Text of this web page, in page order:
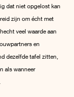
dat niet opgelost kan
zijn om écht met
veel waarde aan
en
dezelfde tafel zitten,
als wanneer